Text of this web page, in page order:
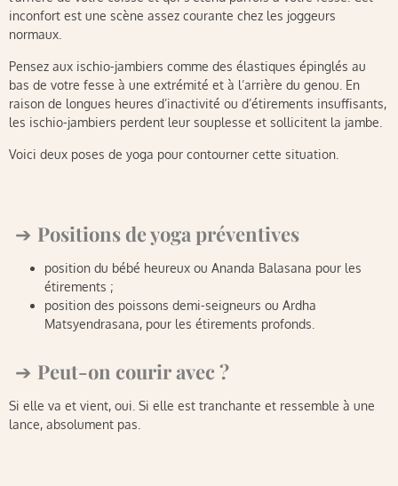
inconfort est une scène assez courante chez les joggeurs
normaux.
Pensez aux ischio-jambiers comme des élastiques épinglés au
bas de votre fesse à une extrémité et à l’arrière du genou. En
raison de longues heures d’inactivité ou d’étirements insuffisants,
les ischio-jambiers perdent leur souplesse et sollicitent la jambe.
Voici deux poses de yoga pour contourner cette situation.
Positions de yoga préventives
position du bébé heureux ou Ananda Balasana pour les
étirements ;
position des poissons demi-seigneurs ou Ardha
Matsyendrasana, pour les étirements profonds.
Peut-on courir avec ?
Si elle va et vient, oui. Si elle est tranchante et ressemble à une
lance, absolument pas.